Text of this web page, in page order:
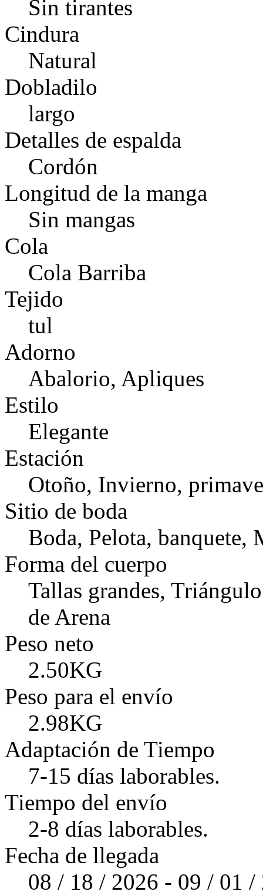
Sin tirantes
Cindura
Natural
Dobladilo
largo
Detalles de espalda
Cordón
Longitud de la manga
Sin mangas
Cola
Cola Barriba
Tejido
tul
Adorno
Abalorio, Apliques
Estilo
Elegante
Estación
Otoño, Invierno,
Sitio de boda
Boda, Pelota, banquete,
Forma del cuerpo
Tallas grandes,
de Arena
Peso neto
2.50KG
Peso para el envío
2.98KG
Adaptación de Tiempo
7-15 días laborables.
Tiempo del envío
2-8 días laborables.
Fecha de llegada
08 / 18 / 2026 - 09 / 01 /